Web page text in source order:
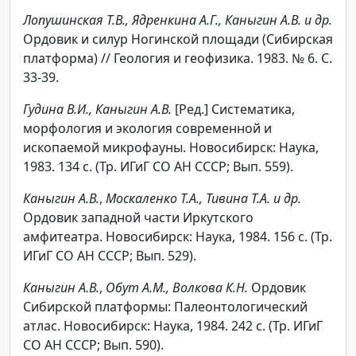
Лопушинская Т.В., Ядренкина А.Г., Каныгин А.В. и др.
Ордовик и силур Ногинской площади (Сибирская
платформа) // Геология и геофизика. 1983. № 6. С.
33-39.
Гудина В.И., Каныгин А.В. [Ред.] Систематика,
морфология и экология современной и
ископаемой микрофауны. Новосибирск: Наука,
1983. 134 с. (Тр. ИГиГ СО АН СССР; Вып. 559).
Каныгин А.В., Москаленко Т.А., Тивина Т.А. и др.
Ордовик западной части Иркутского
амфитеатра. Новосибирск: Наука, 1984. 156 с. (Тр.
ИГиГ СО АН СССР; Вып. 529).
Каныгин А.В., Обут А.М., Волкова К.Н. Ордовик
Сибирской платформы: Палеонтологический
атлас. Новосибирск: Наука, 1984. 242 с. (Тр. ИГиГ
СО АН СССР; Вып. 590).